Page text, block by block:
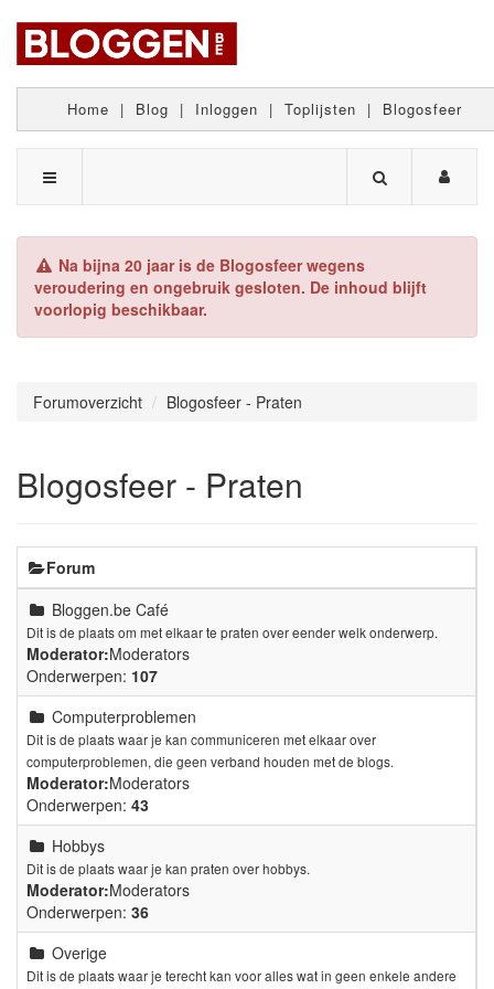
Home | Blog | Inloggen | Toplijsten | Blogosfeer
Na bijna 20 jaar is de Blogosfeer wegens
veroudering en ongebruik gesloten. De inhoud blijft
voorlopig beschikbaar.
Forumoverzicht Blogosfeer - Praten
Blogosfeer - Praten
Forum
Bloggen.be Café
Dit is de plaats om met elkaar te praten over eender welk onderwerp.
Moderator:Moderators
Onderwerpen: 107
Computerproblemen
Dit is de plaats waar je kan communiceren met elkaar over
computerproblemen, die geen verband houden met de blogs.
Moderator:Moderators
Onderwerpen: 43
Hobbys
Dit is de plaats waar je kan praten over hobbys.
Moderator:Moderators
Onderwerpen: 36
Overige
Dit is de plaats waar je terecht kan voor alles wat in geen enkele andere